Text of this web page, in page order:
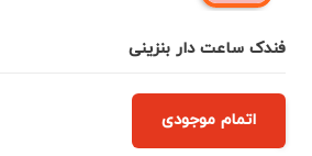
فندک ساعت دار بنزینی
اتمام موجودی